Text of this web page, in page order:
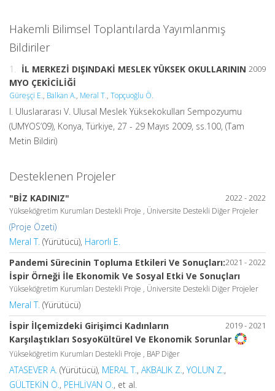
Hakemli Bilimsel Toplantılarda Yayımlanmış
Bildiriler
2009
1.
İL MERKEZİ DIŞINDAKİ MESLEK YÜKSEK OKULLARININ
MYO ÇEKİCİLİĞİ
Güreşçi E., Balkan A., Meral T., Topçuoğlu Ö.
I. Uluslararası V. Ulusal Meslek Yüksekokulları Sempozyumu
(UMYOS’09), Konya, Türkiye, 27 - 29 Mayıs 2009, ss.100, (Tam
Metin Bildiri)
Desteklenen Projeler
2022 - 2022
"BİZ KADINIZ"
Yükseköğretim Kurumları Destekli Proje , Üniversite Destekli Diğer Projeler
(Proje Özeti)
Meral T. (Yürütücü), Harorlı E.
2021 - 2022
Pandemi Sürecinin Topluma Etkileri Ve Sonuçları:
İspir Örneği İle Ekonomik Ve Sosyal Etki Ve Sonuçları
Yükseköğretim Kurumları Destekli Proje , Üniversite Destekli Diğer Projeler
Meral T. (Yürütücü)
2019 - 2021
İspir İlçemizdeki Girişimci Kadınların
Karşılaştıkları SosyoKültürel Ve Ekonomik Sorunlar
Yükseköğretim Kurumları Destekli Proje , BAP Diğer
ATASEVER A. (Yürütücü), MERAL T., AKBALIK Z. , YOLUN Z. ,
GÜLTEKİN Ö. , PEHLİVAN O. , et al.